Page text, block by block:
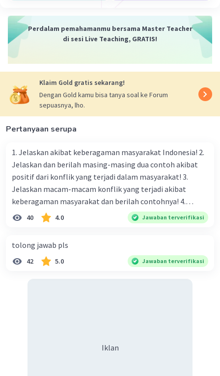
Perdalam pemahamanmu bersama Master Teacher
di sesi Live Teaching, GRATIS!
Klaim Gold gratis sekarang!
Dengan Gold kamu bisa tanya soal ke Forum
sepuasnya, lho.
Pertanyaan serupa
1. Jelaskan akibat keberagaman masyarakat Indonesia! 2.
Jelaskan dan berilah masing-masing dua contoh akibat
positif dari konflik yang terjadi dalam masyarakat! 3.
Jelaskan macam-macam konflik yang terjadi akibat
keberagaman masyarakat dan berilah contohnya! 4.
Mengapa dalam masyarakat yang memiliki keberagaman
bahasa, dan budaya. Berdasarkan pernyataan tersebut,
apa yang dapat kalian lakukan untuk menjaga
40 4.0 Jawaban terverifikasi
tolong jawab pls
42 5.0 Jawaban terverifikasi
Iklan